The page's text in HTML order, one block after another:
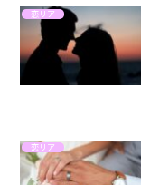
恋リア
恋リア